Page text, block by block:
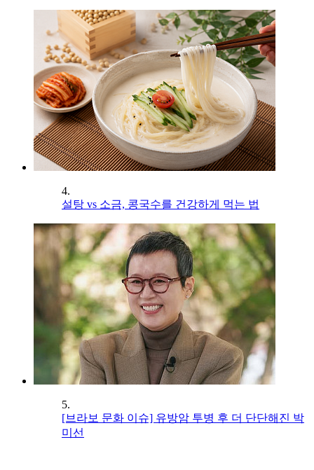
4.
설탕 vs 소금, 콩국수를 건강하게 먹는 법
5.
[브라보 문화 이슈] 유방암 투병 후 더 단단해진 박
미선